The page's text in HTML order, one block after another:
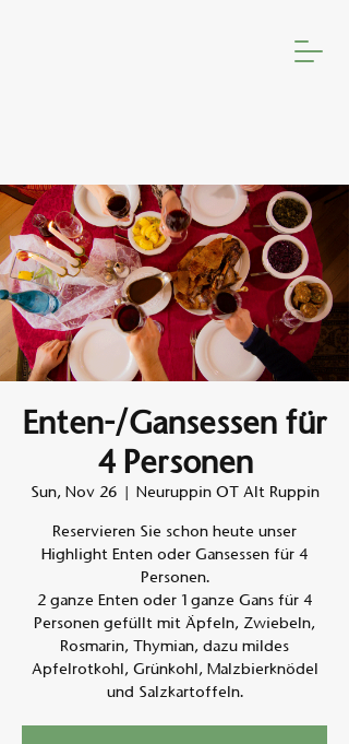
Enten-/Gansessen für
4 Personen
Sun, Nov 26
  |
Neuruppin OT Alt Ruppin
Reservieren Sie schon heute unser
Highlight Enten oder Gansessen für 4
Personen.
2 ganze Enten oder 1 ganze Gans für 4
Personen gefüllt mit Äpfeln, Zwiebeln,
Rosmarin, Thymian, dazu mildes
Apfelrotkohl, Grünkohl, Malzbierknödel
und Salzkartoffeln.